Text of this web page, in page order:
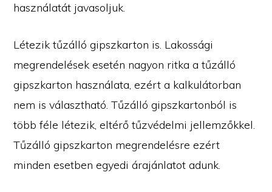
használatát javasoljuk.
Létezik tűzálló gipszkarton is. Lakossági
megrendelések esetén nagyon ritka a tűzálló
gipszkarton használata, ezért a kalkulátorban
nem is választható. Tűzálló gipszkartonból is
több féle létezik, eltérő tűzvédelmi jellemzőkkel.
Tűzálló gipszkarton megrendelésre ezért
minden esetben egyedi árajánlatot adunk.